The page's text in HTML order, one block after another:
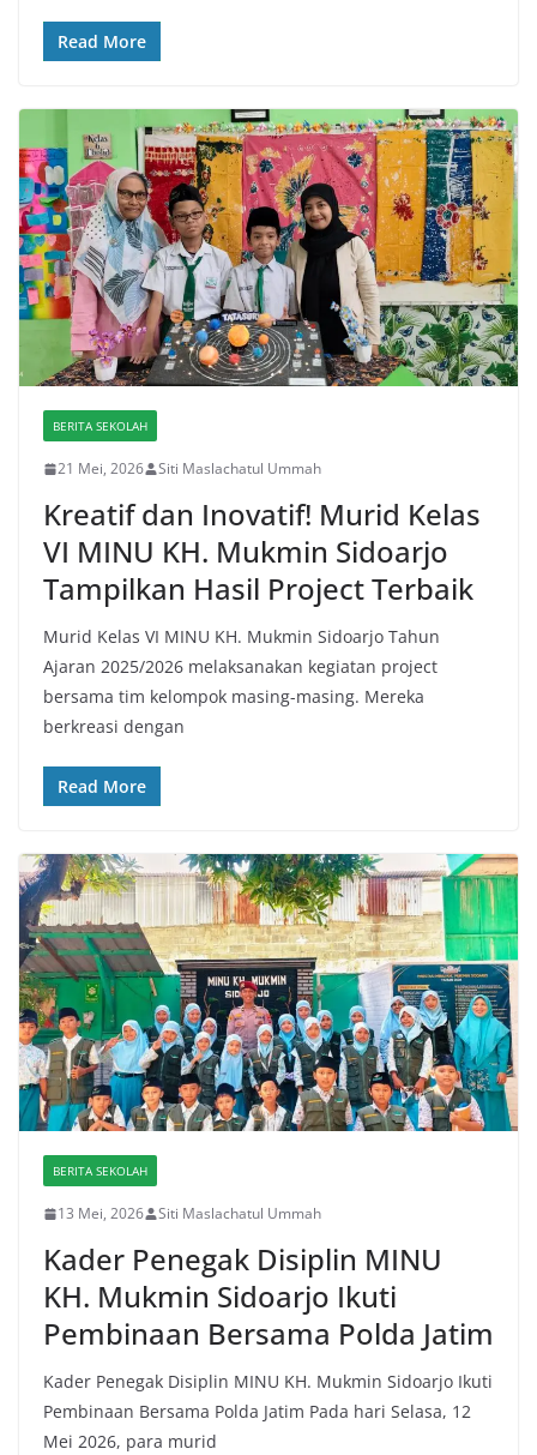
Read More
BERITA SEKOLAH
21 Mei, 2026 Siti Maslachatul Ummah
Kreatif dan Inovatif! Murid Kelas
VI MINU KH. Mukmin Sidoarjo
Tampilkan Hasil Project Terbaik
Murid Kelas VI MINU KH. Mukmin Sidoarjo Tahun
Ajaran 2025/2026 melaksanakan kegiatan project
bersama tim kelompok masing-masing. Mereka
berkreasi dengan
Read More
BERITA SEKOLAH
13 Mei, 2026 Siti Maslachatul Ummah
Kader Penegak Disiplin MINU
KH. Mukmin Sidoarjo Ikuti
Pembinaan Bersama Polda Jatim
Kader Penegak Disiplin MINU KH. Mukmin Sidoarjo Ikuti
Pembinaan Bersama Polda Jatim Pada hari Selasa, 12
Mei 2026, para murid